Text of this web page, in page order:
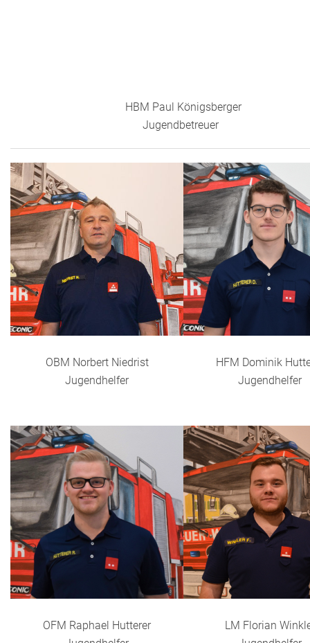
HBM Paul Königsberger
Jugendbetreuer
OBM Norbert Niedrist
HFM Dominik
Jugendhelfer
Jugendhelfer
OFM Raphael Hutterer
LM Florian